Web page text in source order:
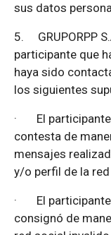
sus datos
5. GRUPORPP
participante que
haya sido
los siguientes
· El
contesta de
mensajes
y/o perfil de la
· El
consignó de